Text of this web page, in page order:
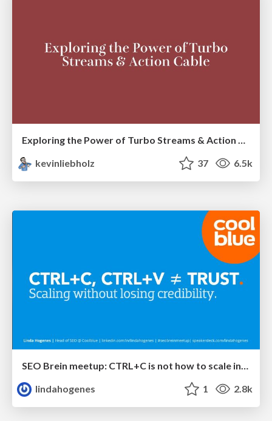
Exploring the Power of Turbo Streams & Action Cable | RailsConf2023
kevinliebholz
37 6.5k
SEO Brein meetup: CTRL+C is not how to scale international SEO
lindahogenes
1 2.8k